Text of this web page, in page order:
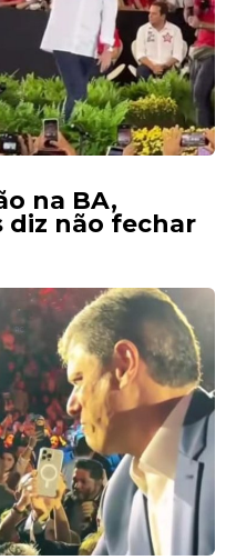
na BA,
diz não fechar